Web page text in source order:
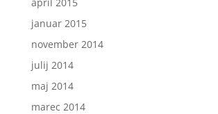
januar 2015
november 2014
julij 2014
maj 2014
marec 2014